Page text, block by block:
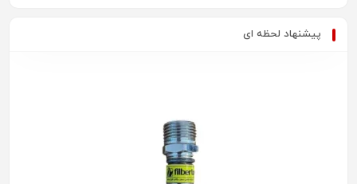
پیشنهاد لحظه ای